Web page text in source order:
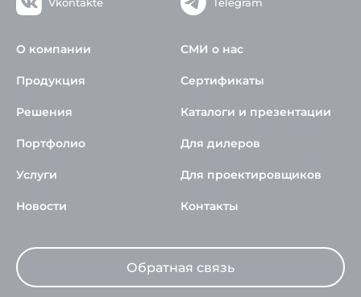
О компании
Продукция
Решения
Портфолио
Услуги
Новости
СМИ о нас
Сертификаты
Каталоги и презентации
Для дилеров
Для проектировщиков
Контакты
Обратная связь